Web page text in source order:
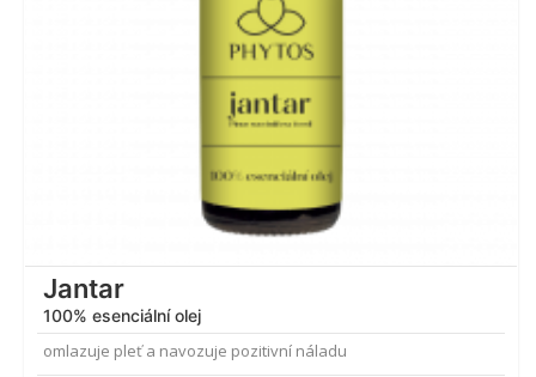
Jantar
100% esenciální olej
omlazuje pleť a navozuje pozitivní náladu